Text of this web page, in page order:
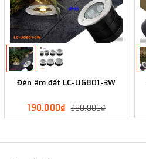
Đèn âm đất LC-UG801-3W
190.000₫ 380.000₫